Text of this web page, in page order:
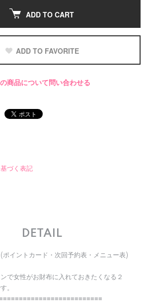
ADD TO CART
ADD TO FAVORITE
商品について問い合わせる
づく表記
DETAIL
ポイントカード・次回予約表・メニュー表)
で女性がお財布に入れておきたくなる２
。